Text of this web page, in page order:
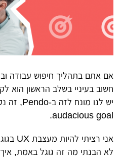
אם אתם בתהליך חיפוש עבודה
חשוב בעיניי בשלב הראשון הוא
audacious goal.
אני רציתי להיות מעצבת UX בגוגל.
לא הבנתי מה זה גוגל באמת,